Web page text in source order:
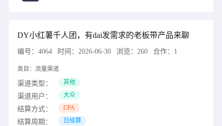
DY小红薯千人团，有dai发需求的老板带产品来聊
编号： 4064 时间： 2026-06-30 浏览： 260 合作： 1
类目： 流量渠道
渠道类型： 其他
渠道用户： 大众
结算方式： CPA
结算周期： 日结算